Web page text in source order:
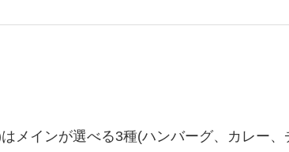
メインが選べる3種(ハンバーグ、カレー、